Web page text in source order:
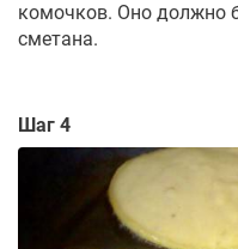
комочков. Оно должно
сметана.
Шаг 4